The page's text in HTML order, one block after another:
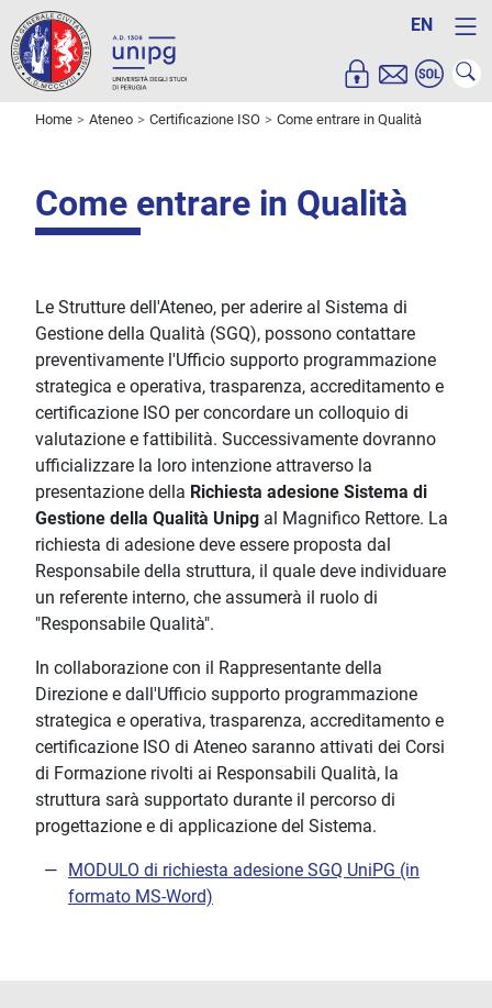
EN
Home Ateneo Certificazione ISO Come entrare in Qualità
Come entrare in Qualità
Le Strutture dell'Ateneo, per aderire al Sistema di
Gestione della Qualità (SGQ), possono contattare
preventivamente l'Ufficio supporto programmazione
strategica e operativa, trasparenza, accreditamento e
certificazione ISO per concordare un colloquio di
valutazione e fattibilità. Successivamente dovranno
ufficializzare la loro intenzione attraverso la
presentazione della Richiesta adesione Sistema di
Gestione della Qualità Unipg al Magnifico Rettore. La
richiesta di adesione deve essere proposta dal
Responsabile della struttura, il quale deve individuare
un referente interno, che assumerà il ruolo di
"Responsabile Qualità".
In collaborazione con il Rappresentante della
Direzione e dall'Ufficio supporto programmazione
strategica e operativa, trasparenza, accreditamento e
certificazione ISO di Ateneo saranno attivati dei Corsi
di Formazione rivolti ai Responsabili Qualità, la
struttura sarà supportato durante il percorso di
progettazione e di applicazione del Sistema.
MODULO di richiesta adesione SGQ UniPG (in
formato MS-Word)